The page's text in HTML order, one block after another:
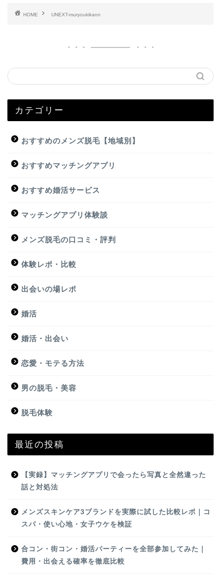
HOME UNEXT-muryoukikann
カテゴリー
おすすめのメンズ脱毛【地域別】
おすすめマッチングアプリ
おすすめ婚活サービス
マッチングアプリ体験談
メンズ脱毛の口コミ・評判
体験レポ・比較
出会いの場レポ
婚活
婚活・出会い
恋愛・モテる方法
男の脱毛・美容
脱毛体験
最近の投稿
【実録】マッチングアプリで会ったら写真と全然違った
話と対処法
メンズスキンケア3ブランドを実際に試した比較レポ｜コ
スパ・使い心地・女子ウケを検証
合コン・街コン・婚活パーティーを全部参加してみた｜
費用・出会える確率を徹底比較